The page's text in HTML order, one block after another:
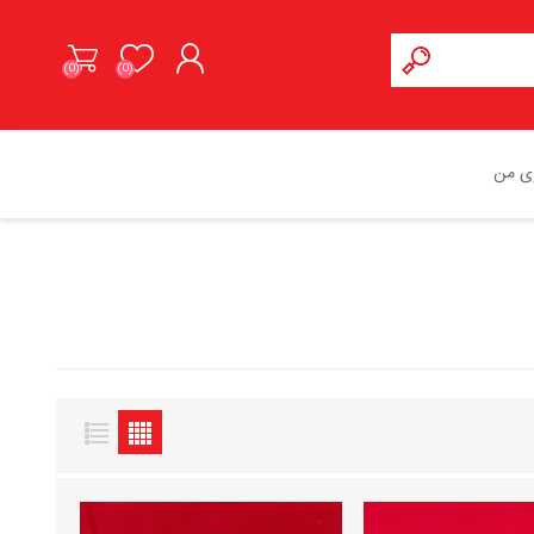
(0)
(0)
من